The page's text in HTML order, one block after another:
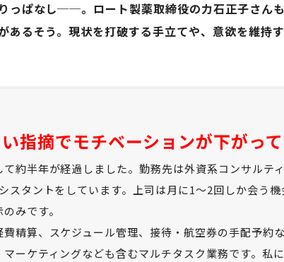
っぱなし──。ロート製薬取締役の力石正子さん
あるそう。現状を打破する手立てや、意欲を維持
指摘でモチベーションが下がっ
約半年が経過しました。勤務先は外資系コンサルテ
スタントをしています。上司は月に1～2回しか会う
みです。
精算、スケジュール管理、接待・航空券の手配予約
ーケティングなども含むマルチタスク業務です。私